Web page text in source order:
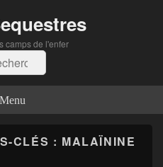
camps de l'enfer
:
Menu
CLÉS : MALAÏNINE